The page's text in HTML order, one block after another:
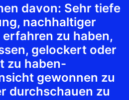
davon: Sehr tiefe
nachhaltiger
zu haben,
gelockert oder
zu haben-
gewonnen zu
durchschauen zu